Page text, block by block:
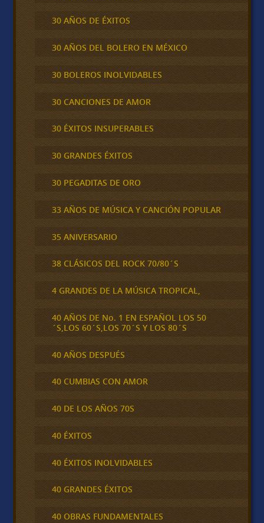
30 AÑOS DE ÉXITOS
30 AÑOS DEL BOLERO EN MÉXICO
30 BOLEROS INOLVIDABLES
30 CANCIONES DE AMOR
30 ÉXITOS INSUPERABLES
30 GRANDES ÉXITOS
30 PEGADITAS DE ORO
33 AÑOS DE MÚSICA Y CANCIÓN POPULAR
35 ANIVERSARIO
38 CLÁSICOS DEL ROCK 70/80´S
4 GRANDES DE LA MÚSICA TROPICAL,
40 AÑOS DE No. 1 EN ESPAÑOL LOS 50
´S,LOS 60´S,LOS 70´S Y LOS 80´S
40 AÑOS DESPUÉS
40 CUMBIAS CON AMOR
40 DE LOS AÑOS 70S
40 ÉXITOS
40 ÉXITOS INOLVIDABLES
40 GRANDES ÉXITOS
40 OBRAS FUNDAMENTALES